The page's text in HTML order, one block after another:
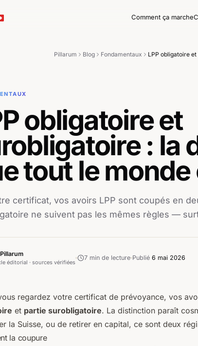
Comment ça marche
Pillarum Blog Fondamentaux
obligatoire et
: la
tout le
certificat, vos avoirs LPP sont coupés en
ne suivent pas les mêmes règles —
éditorial · sources vérifiées
7 min de lecture Publié 6 mai 2026
regardez votre certificat de prévoyance, vos
et partie surobligatoire. La distinction paraît
la Suisse, ou de retirer en capital, ce sont deux
la coupure